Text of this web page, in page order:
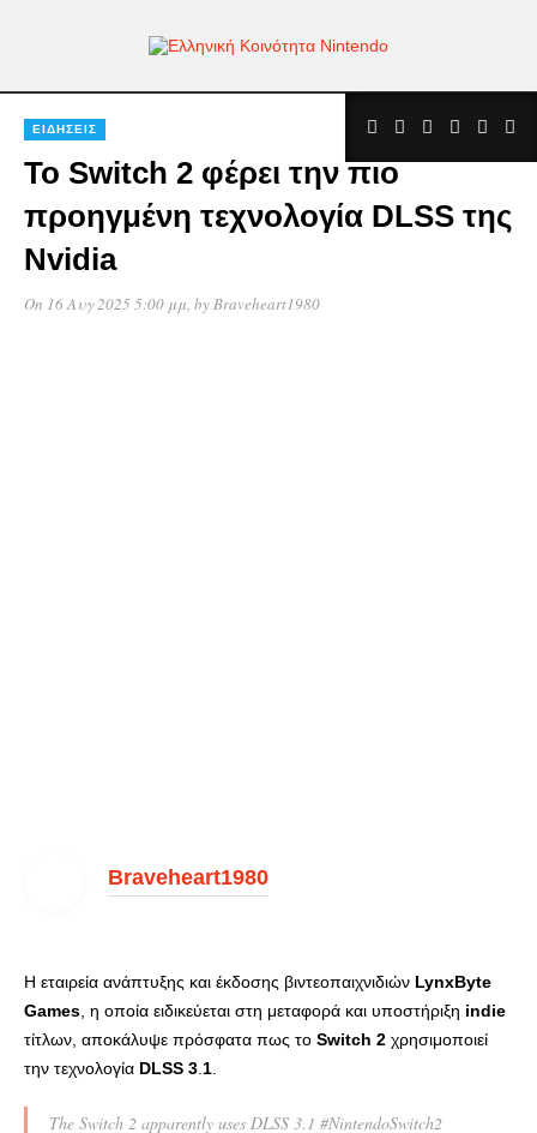
ΕΙΔΉΣΕΙΣ
Το Switch 2 φέρει την πιο
προηγμένη τεχνολογία DLSS της
Nvidia
On 16 Αυγ 2025 5:00 μμ , by Braveheart1980
Braveheart1980
Η εταιρεία ανάπτυξης και έκδοσης βιντεοπαιχνιδιών LynxByte
Games , η οποία ειδικεύεται στη μεταφορά και υποστήριξη indie
τίτλων, αποκάλυψε πρόσφατα πως το Switch 2 χρησιμοποιεί
την τεχνολογία DLSS 3 1
The Switch 2 apparently uses DLSS 3.1 #NintendoSwitch2